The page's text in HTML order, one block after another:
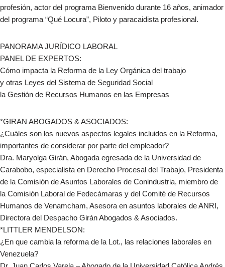
profesión, actor del programa Bienvenido durante 16 años, animador
del programa “Qué Locura”, Piloto y paracaidista profesional.
PANORAMA JURÍDICO LABORAL
PANEL DE EXPERTOS:
Cómo impacta la Reforma de la Ley Orgánica del trabajo
y otras Leyes del Sistema de Seguridad Social
la Gestión de Recursos Humanos en las Empresas
*GIRAN ABOGADOS & ASOCIADOS:
¿Cuáles son los nuevos aspectos legales incluidos en la Reforma,
importantes de considerar por parte del empleador?
Dra. Maryolga Girán, Abogada egresada de la Universidad de
Carabobo, especialista en Derecho Procesal del Trabajo, Presidenta
de la Comisión de Asuntos Laborales de Conindustria, miembro de
la Comisión Laboral de Fedecámaras y del Comité de Recursos
Humanos de Venamcham, Asesora en asuntos laborales de ANRI,
Directora del Despacho Girán Abogados & Asociados.
*LITTLER MENDELSON:
¿En que cambia la reforma de la Lot., las relaciones laborales en
Venezuela?